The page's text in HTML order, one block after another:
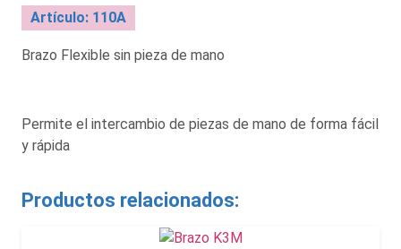
Artículo: 110A
Brazo Flexible sin pieza de mano
Permite el intercambio de piezas de mano de forma fácil
y rápida
Productos relacionados: